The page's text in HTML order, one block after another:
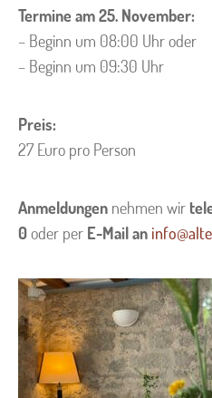
Termine am 25. November:
– Beginn um 08:00 Uhr oder
– Beginn um 09:30 Uhr
Preis:
27 Euro pro Person
Anmeldungen nehmen wir
0oder per E-Mail an